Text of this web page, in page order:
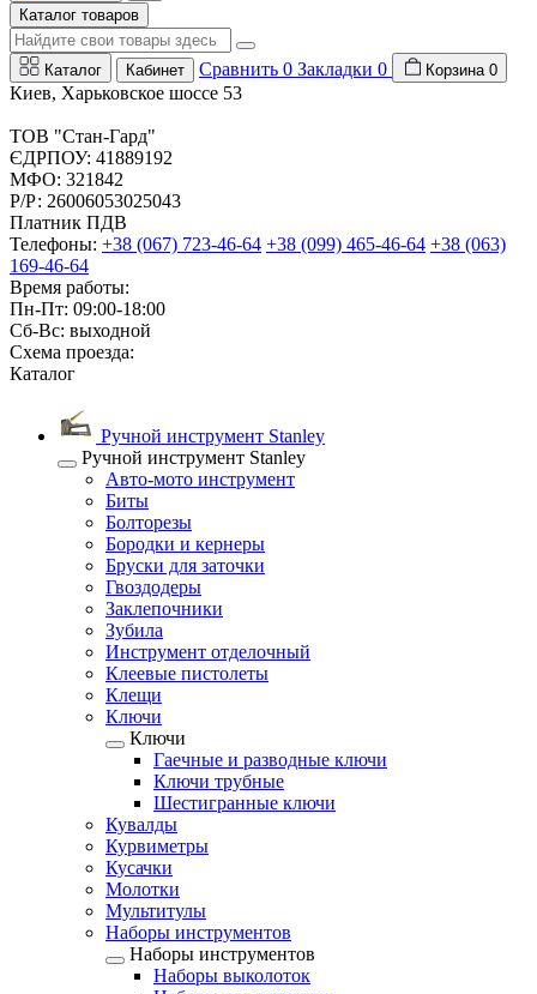
Каталог товаров
Каталог Кабинет Сравнить 0 Закладки 0 Корзина 0
Киев, Харьковское шоссе 53
ТОВ "Стан-Гард"
ЄДРПОУ: 41889192
МФО: 321842
Р/Р: 26006053025043
Платник ПДВ
Телефоны: +38 (067) 723-46-64 +38 (099) 465-46-64 +38 (063)
169-46-64
Время работы:
Пн-Пт: 09:00-18:00
Сб-Вс: выходной
Схема проезда:
Каталог
Ручной инструмент Stanley
Ручной инструмент Stanley
Авто-мото инструмент
Биты
Болторезы
Бородки и кернеры
Бруски для заточки
Гвоздодеры
Заклепочники
Зубила
Инструмент отделочный
Клеевые пистолеты
Клещи
Ключи
Ключи
Гаечные и разводные ключи
Ключи трубные
Шестигранные ключи
Кувалды
Курвиметры
Кусачки
Молотки
Мультитулы
Наборы инструментов
Наборы инструментов
Наборы выколоток